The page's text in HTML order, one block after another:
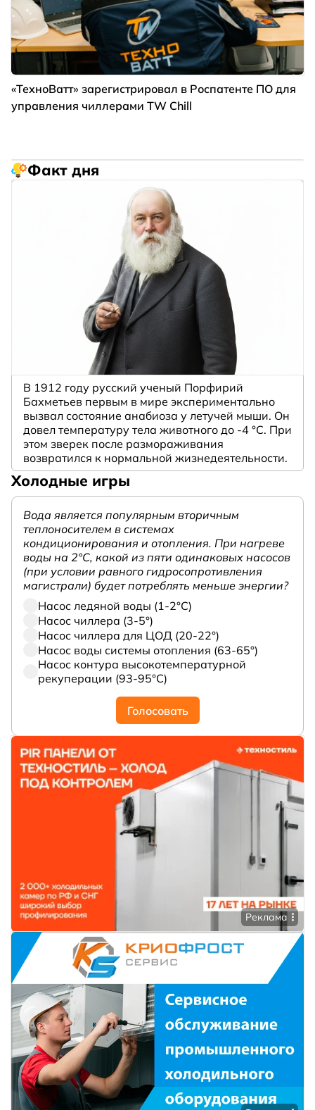
«ТехноВатт» зарегистрировал в Роспатенте ПО для
управления чиллерами TW Chill
Факт дня
В 1912 году русский ученый Порфирий
Бахметьев первым в мире экспериментально
вызвал состояние анабиоза у летучей мыши. Он
довел температуру тела животного до -4 °C. При
этом зверек после размораживания
возвратился к нормальной жизнедеятельности.
Холодные игры
Вода является популярным вторичным
теплоносителем в системах
кондиционирования и отопления. При нагреве
воды на 2°С, какой из пяти одинаковых насосов
(при условии равного гидросопротивления
магистрали) будет потреблять меньше энергии?
Насос ледяной воды (1-2°С)
Насос чиллера (3-5°)
Насос чиллера для ЦОД (20-22°)
Насос воды системы отопления (63-65°)
Насос контура высокотемпературной
рекуперации (93-95°С)
Голосовать
Реклама